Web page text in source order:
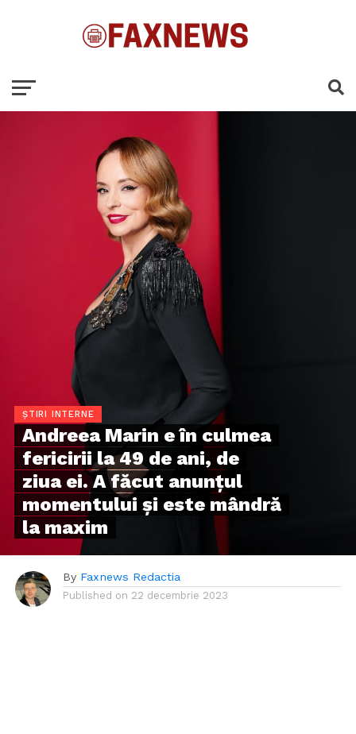
ȘTIRI INTERNE
Andreea Marin e în culmea
fericirii la 49 de ani, de
ziua ei. A făcut anunțul
momentului și este mândră
la maxim
By Faxnews Redactia
Published on 22 decembrie 2023